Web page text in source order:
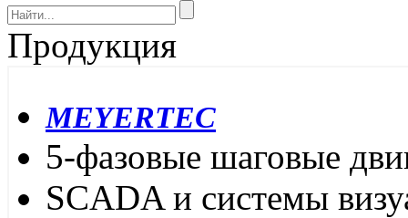
Продукция
MEYERTEC
5-фазовые шаговые
SCADA и системы